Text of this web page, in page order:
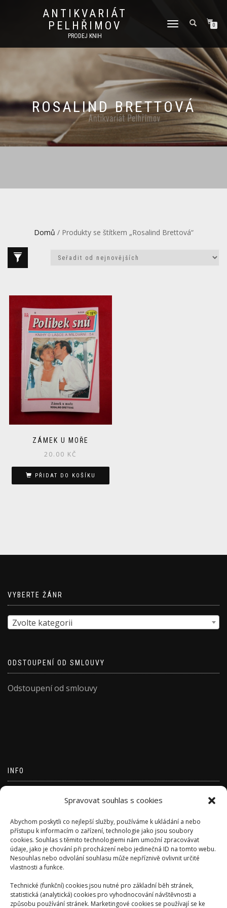
Spravovat souhlas s cookies
Abychom poskytli co nejlepší služby, používáme k ukládání a nebo
přístupu k informacím o zařízení, technologie jako jsou soubory
cookies. Souhlas s těmito technologiemi nám umožní zpracovávat
údaje, jako je chování při procházení nebo jedinečná ID na tomto webu.
Nesouhlas nebo odvolání souhlasu může nepříznivě ovlivnit určité
vlastnosti a funkce.
Technické (funkční) cookies jsou nutné pro základní běh stránek,
statistická (analytická) cookies pro vyhodnocování návštěvnosti a
způsobu používání stránek. Marketingové cookies se používají se ke
ANTIKVARIÁT
PELHŘIMOV
PRODEJ KNIH
PŘEPNOUT
0
ROSALIND BRETTOVÁ
Domů / Produkty se štítkem „Rosalind Brettová“
ZÁMEK U MOŘE
20.00 KČ
PŘIDAT DO KOŠÍKU
VYBERTE ŽÁNR
Zvolte kategorii
ODSTOUPENÍ OD SMLOUVY
Odstoupení od smlouvy
INFO
Kanál komentářů
Česká lokalizace